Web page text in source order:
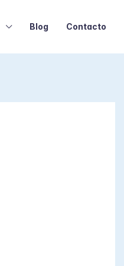
Blog Contacto